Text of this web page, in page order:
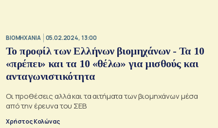
ΒΙΟΜΗΧΑΝΙΑ 05.02.2024, 13:00
Το προφίλ των Ελλήνων βιομηχάνων - Τα 10
«πρέπει» και τα 10 «θέλω» για μισθούς και
ανταγωνιστικότητα
Οι προθέσεις αλλά και τα αιτήματα των βιομηχάνων μέσα
από την έρευνα του ΣΕΒ
Χρήστος Κολώνας